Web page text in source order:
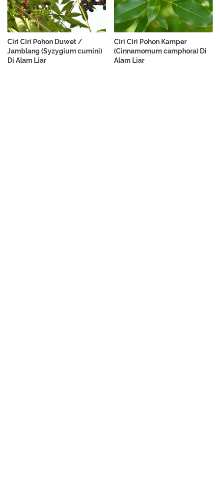
Ciri Ciri Pohon Duwet /
Jamblang (Syzygium cumini)
Di Alam Liar
Ciri Ciri Pohon Kamper
(Cinnamomum camphora) Di
Alam Liar